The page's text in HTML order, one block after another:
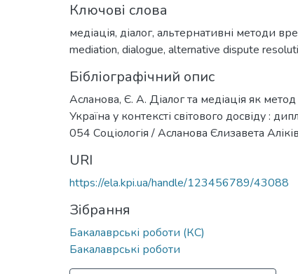
Ключові слова
медіація, діалог, альтернативні методи
mediation, dialogue, alternative dispute
Бібліографічний опис
Асланова, Є. А. Діалог та медіація як
Україна у контексті світового досвіду :
054 Соціологія / Асланова Єлизавета
URI
https://ela.kpi.ua/handle/123456789/43088
Зібрання
Бакалаврські роботи (КС)
Бакалаврські роботи